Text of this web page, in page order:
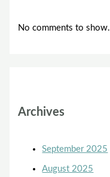
No comments to show.
Archives
September 2025
August 2025